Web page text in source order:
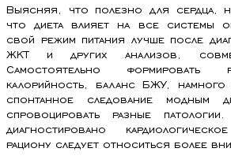
Выясняя, что полезно для сердца,
что диета влияет на все системы
свой режим питания лучше после
ЖКТ и других анализов,
Самостоятельно формировать
калорийность, баланс БЖУ,
спонтанное следование модным
спровоцировать разные
диагностировано
рациону следует относиться более